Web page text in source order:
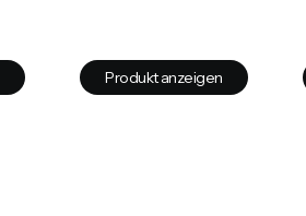
Produkt anzeigen